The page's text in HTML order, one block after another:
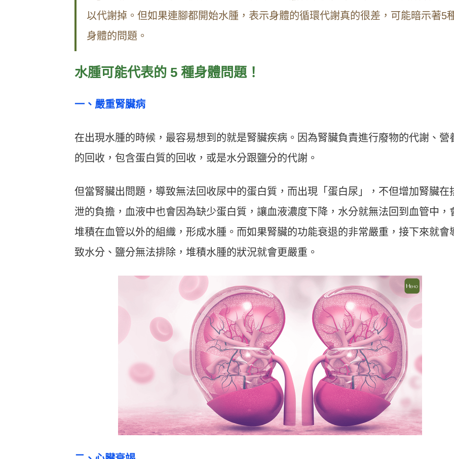
以代謝掉。但如果連腳都開始水腫，表示身體的循環代謝真的很差，可能暗示著5
身體的問題。
水腫可能代表的 5 種身體問題！
一、嚴重腎臟病
在出現水腫的時候，最容易想到的就是腎臟疾病。因為腎臟負責進行廢物的代謝、營
的回收，包含蛋白質的回收，或是水分跟鹽分的代謝。
但當腎臟出問題，導致無法回收尿中的蛋白質，而出現「蛋白尿」，不但增加腎臟在
泄的負擔，血液中也會因為缺少蛋白質，讓血液濃度下降，水分就無法回到血管中，
堆積在血管以外的組織，形成水腫。而如果腎臟的功能衰退的非常嚴重，接下來就會
致水分、鹽分無法排除，堆積水腫的狀況就會更嚴重。